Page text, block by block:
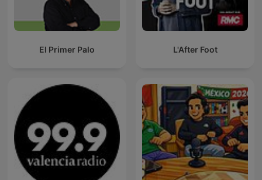
El Primer Palo L'After Foot